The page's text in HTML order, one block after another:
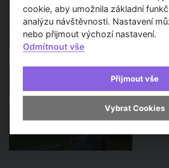
cookie, aby umožnila základní
analýzu návštěvnosti. Nastavení
nebo přijmout výchozí nastavení.
Odmítnout vše
Přijmout vše
Vybrat Cookies